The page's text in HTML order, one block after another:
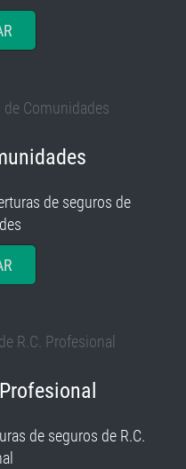
de seguros de
de seguros de R.C.